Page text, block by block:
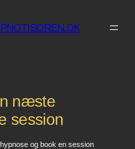
næste
session
og book en session